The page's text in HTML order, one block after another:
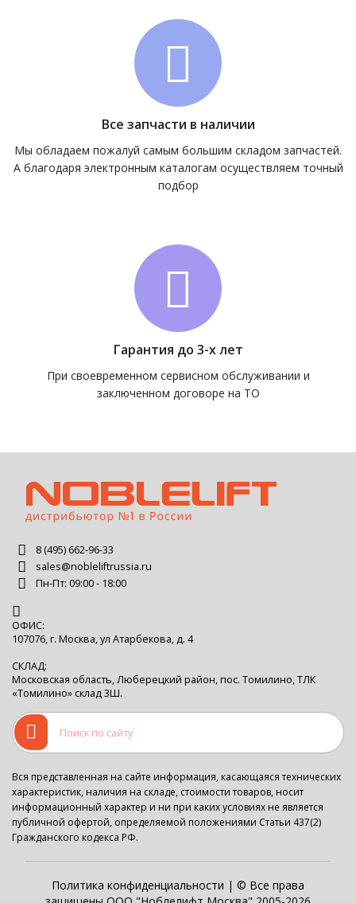
Все запчасти в наличии
Мы обладаем пожалуй самым большим складом запчастей.
А благодаря электронным каталогам осуществляем точный
подбор
Гарантия до 3-х лет
При своевременном сервисном обслуживании и
заключенном договоре на ТО
8 (495) 662-96-33
sales@nobleliftrussia.ru
Пн-Пт: 09:00 - 18:00
ОФИС:
107076, г. Москва, ул Атарбекова, д. 4
СКЛАД:
Московская область, Люберецкий район, пос. Томилино, ТЛК
«Томилино» склад 3Ш.
Вся представленная на сайте информация, касающаяся технических
характеристик, наличия на складе, стоимости товаров, носит
информационный характер и ни при каких условиях не является
публичной офертой, определяемой положениями Статьи 437(2)
Гражданского кодекса РФ.
Политика конфиденциальности | © Все права